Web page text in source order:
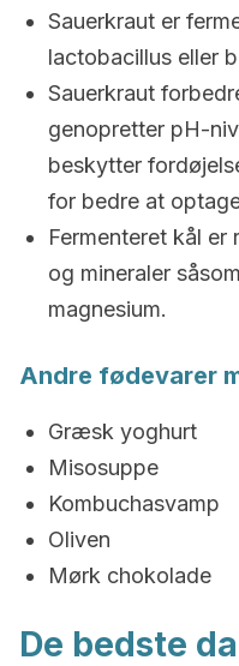
Sauerkraut er
lactobacillus eller
Sauerkraut
genopretter pH-
beskytter
for bedre at
Fermenteret kål er
og mineraler
magnesium.
Andre fødevarer
Græsk yoghurt
Misosuppe
Kombuchasvamp
Oliven
Mørk chokolade
De bedste